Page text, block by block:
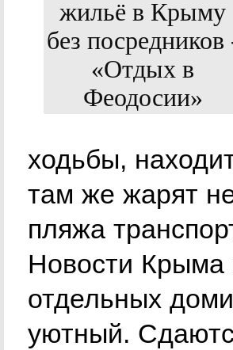
ходьбы,
там же жарят
пляжа
Новости Крыма
отдельных
уютный.